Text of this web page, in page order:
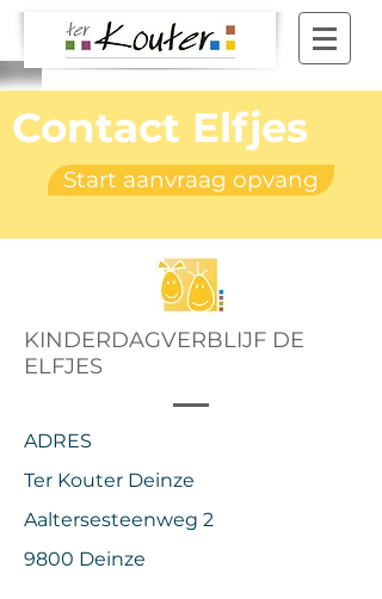
Contact Elfjes
Start aanvraag opvang
KINDERDAGVERBLIJF DE
ELFJES
ADRES
Ter Kouter Deinze
Aaltersesteenweg 2
9800 Deinze